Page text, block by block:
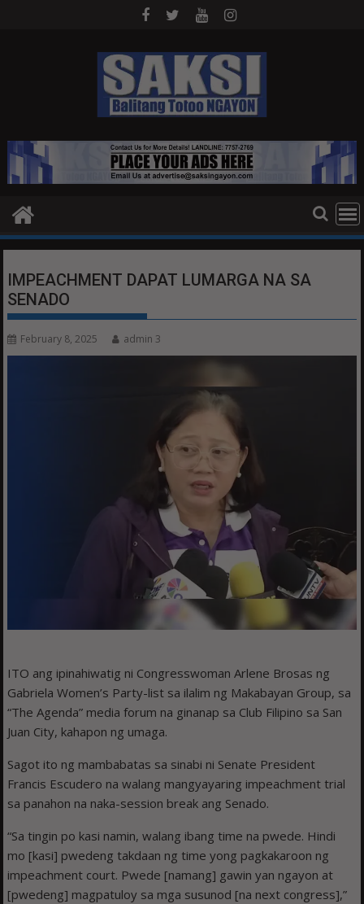
IMPEACHMENT DAPAT LUMARGA NA SA
SENADO
February 8, 2025 admin 3
ITO ang ipinahiwatig ni Congresswoman Arlene Brosas ng
Gabriela Women’s Party-list sa ilalim ng Makabayan Group, sa
“The Agenda” media forum na ginanap sa Club Filipino sa San
Juan City, kahapon ng umaga.
Sagot ito ng mambabatas sa sinabi ni Senate President
Francis Escudero na walang mangyayaring impeachment trial
sa panahon na naka-session break ang Senado.
“Sa tingin po kasi namin, walang ibang time na pwede. Hindi
mo [kasi] pwedeng takdaan ng time yong pagkakaroon ng
impeachment court. Pwede [namang] gawin yan ngayon at
[pwedeng] magpatuloy sa mga susunod [na next congress],”